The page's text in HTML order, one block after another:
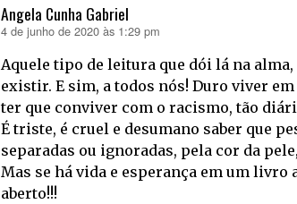
Angela Cunha Gabriel
disse:
4 de junho de 2020 às 1:29 pm
Aquele tipo de leitura que dói lá na
existir. E sim, a todos nós! Duro viver
ter que conviver com o racismo, tão
É triste, é cruel e desumano saber que
separadas ou ignoradas, pela cor da
Mas se há vida e esperança em um livro
aberto!!!